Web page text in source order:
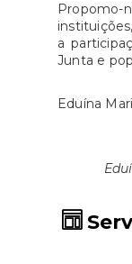
a
Junta e
Eduína